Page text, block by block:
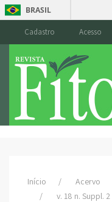
BRASIL
Cadastro Acesso
Início
Acervo
v. 18 n. Suppl.